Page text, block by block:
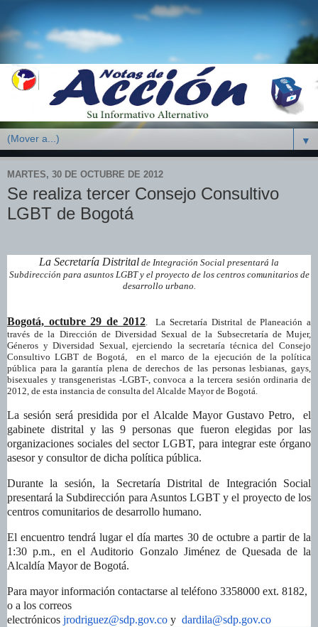
▼
MARTES, 30 DE OCTUBRE DE 2012
Se realiza tercer Consejo Consultivo
LGBT de Bogotá
La Secretaría Distrital de Integración Social presentará la
Subdirección para asuntos LGBT y el proyecto de los centros comunitarios de
desarrollo urbano.
Bogotá, octubre 29 de 2012.La Secretaría Distritalde Planeación a
través dela Direcciónde Diversidad Sexual dela Subsecretaríade Mujer,
Géneros y Diversidad Sexual, ejerciendo la secretaría técnica del Consejo
Consultivo LGBT de Bogotá, en el marco de la ejecución de la política
pública para la garantía plena de derechos de las personas lesbianas, gays,
bisexuales y transgeneristas -LGBT-, convoca a la tercera sesión ordinaria de
2012, de esta instancia de consulta del Alcalde Mayor de Bogotá.
La sesión será presidida por el Alcalde Mayor Gustavo Petro, el
gabinete distrital y las 9 personas que fueron elegidas por las
organizaciones sociales del sector LGBT, para integrar este órgano
asesor y consultor de dicha política pública.
Durante la sesión,la Secretaría Distrital de Integración Social
presentarála Subdirección para Asuntos LGBT y el proyecto de los
centros comunitarios de desarrollo humano.
El encuentro tendrá lugar el día martes 30 de octubre a partir de la
1:30 p.m., en el Auditorio Gonzalo Jiménez de Quesada de la
Alcaldía Mayorde Bogotá.
Para mayor información contactarse al teléfono 3358000 ext. 8182,
o a los correos
electrónicos jrodriguez@sdp.gov.co y dardila@sdp.gov.co